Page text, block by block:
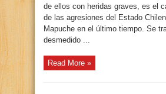
de ellos con heridas graves, es el
de las agresiones del Estado
Mapuche en el último tiempo. Se
desmedido ...
Read More »